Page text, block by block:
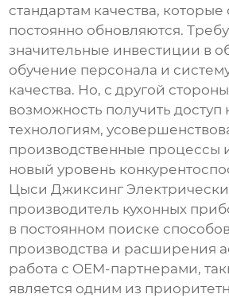
стандартам качества, которые
постоянно обновляются.
значительные инвестиции в
обучение персонала и
качества. Но, с другой
возможность получить
технологиям,
производственные процессы
новый уровень
Цыси Джиксинг
производитель кухонных
в постоянном поиске
производства и расширения
работа с OEM-партнерами,
является одним из